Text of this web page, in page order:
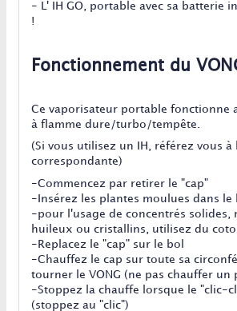
- L' IH GO, portable avec sa batterie
!
Fonctionnement du
Ce vaporisateur portable fonctionne
à flamme dure/turbo/tempête.
(Si vous utilisez un IH, référez vous
correspondante)
-Commencez par retirer le "cap"
-Insérez les plantes moulues dans le
-pour l'usage de concentrés solides,
huileux ou cristallins, utilisez du
-Replacez le "cap" sur le bol
-Chauffez le cap sur toute sa
tourner le VONG (ne pas chauffer un
-Stoppez la chauffe lorsque le "clic-
(stoppez au "clic")